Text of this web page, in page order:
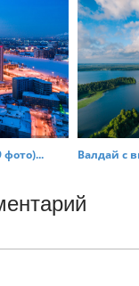
фото)... Валдай с